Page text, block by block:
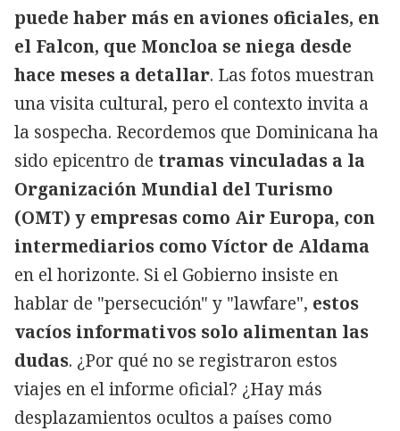
puede haber más en aviones oficiales, en
el Falcon, que Moncloa se niega desde
hace meses a detallar. Las fotos muestran
una visita cultural, pero el contexto invita a
la sospecha. Recordemos que Dominicana ha
sido epicentro de tramas vinculadas a la
Organización Mundial del Turismo
(OMT) y empresas como Air Europa, con
intermediarios como Víctor de Aldama
en el horizonte. Si el Gobierno insiste en
hablar de "persecución" y "lawfare", estos
vacíos informativos solo alimentan las
dudas. ¿Por qué no se registraron estos
viajes en el informe oficial? ¿Hay más
desplazamientos ocultos a países como